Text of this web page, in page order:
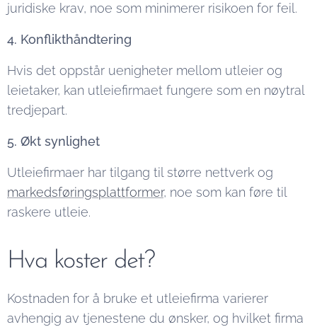
juridiske krav, noe som minimerer risikoen for feil.
4. Konflikthåndtering
Hvis det oppstår uenigheter mellom utleier og
leietaker, kan utleiefirmaet fungere som en nøytral
tredjepart.
5. Økt synlighet
Utleiefirmaer har tilgang til større nettverk og
markedsføringsplattformer, noe som kan føre til
raskere utleie.
Hva koster det?
Kostnaden for å bruke et utleiefirma varierer
avhengig av tjenestene du ønsker, og hvilket firma